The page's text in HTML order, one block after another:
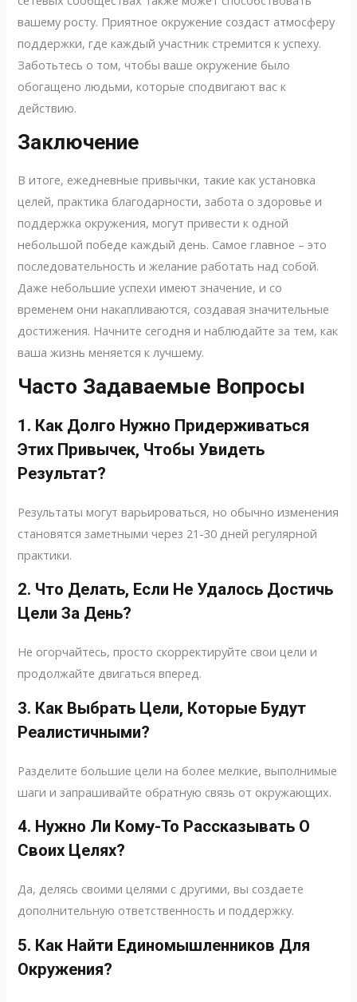
вашему росту. Приятное окружение создаст атмосферу
поддержки, где каждый участник стремится к успеху.
Заботьтесь о том, чтобы ваше окружение было
обогащено людьми, которые сподвигают вас к
действию.
Заключение
В итоге, ежедневные привычки, такие как установка
целей, практика благодарности, забота о здоровье и
поддержка окружения, могут привести к одной
небольшой победе каждый день. Самое главное – это
последовательность и желание работать над собой.
Даже небольшие успехи имеют значение, и со
временем они накапливаются, создавая значительные
достижения. Начните сегодня и наблюдайте за тем, как
ваша жизнь меняется к лучшему.
Часто Задаваемые Вопросы
1. Как Долго Нужно Придерживаться
Этих Привычек, Чтобы Увидеть
Результат?
Результаты могут варьироваться, но обычно изменения
становятся заметными через 21-30 дней регулярной
практики.
2. Что Делать, Если Не Удалось Достичь
Цели За День?
Не огорчайтесь, просто скорректируйте свои цели и
продолжайте двигаться вперед.
3. Как Выбрать Цели, Которые Будут
Реалистичными?
Разделите большие цели на более мелкие, выполнимые
шаги и запрашивайте обратную связь от окружающих.
4. Нужно Ли Кому-То Рассказывать О
Своих Целях?
Да, делясь своими целями с другими, вы создаете
дополнительную ответственность и поддержку.
5. Как Найти Единомышленников Для
Окружения?